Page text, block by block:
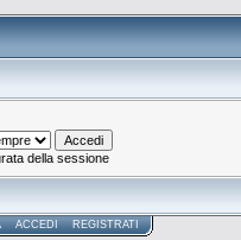
della sessione
ACCEDI REGISTRATI